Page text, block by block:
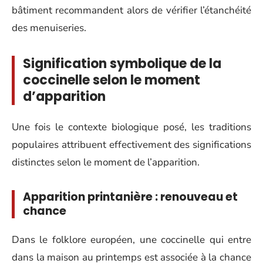
bâtiment recommandent alors de vérifier l’étanchéité
des menuiseries.
Signification symbolique de la
coccinelle selon le moment
d’apparition
Une fois le contexte biologique posé, les traditions
populaires attribuent effectivement des significations
distinctes selon le moment de l’apparition.
Apparition printanière : renouveau et
chance
Dans le folklore européen, une coccinelle qui entre
dans la maison au printemps est associée à la chance